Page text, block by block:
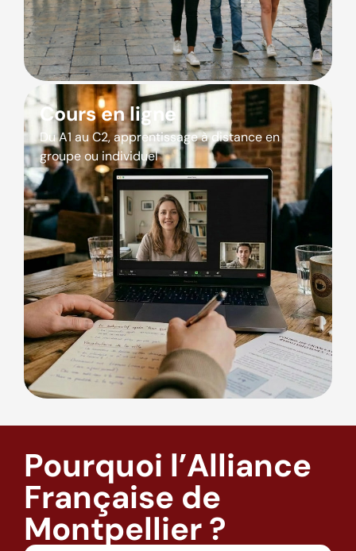
Cours en ligne
Du A1 au C2, apprentissage à distance en
groupe ou individuel
Pourquoi l’Alliance
Française de
Montpellier ?